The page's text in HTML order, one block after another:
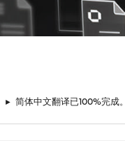
► 简体中文翻译已100%完成。